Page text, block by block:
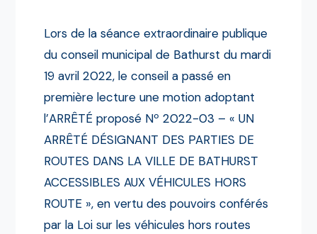
Lors de la séance extraordinaire publique
du conseil municipal de Bathurst du mardi
19 avril 2022, le conseil a passé en
première lecture une motion adoptant
l’ARRÊTÉ proposé Nº 2022-03 – « UN
ARRÊTÉ DÉSIGNANT DES PARTIES DE
ROUTES DANS LA VILLE DE BATHURST
ACCESSIBLES AUX VÉHICULES HORS
ROUTE », en vertu des pouvoirs conférés
par la Loi sur les véhicules hors routes